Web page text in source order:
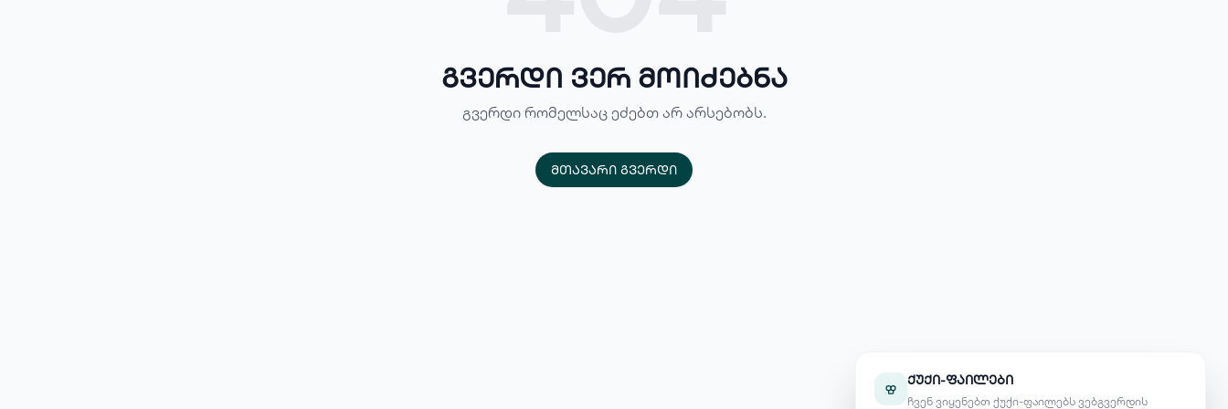
გვერდი ვერ მოიძებნა
გვერდი რომელსაც ეძებთ არ არსებობს.
მთავარი გვერდი
ქუქი-ფაილები
ჩვენ ვიყენებთ ქუქი-ფაილებს ვებგვერდის